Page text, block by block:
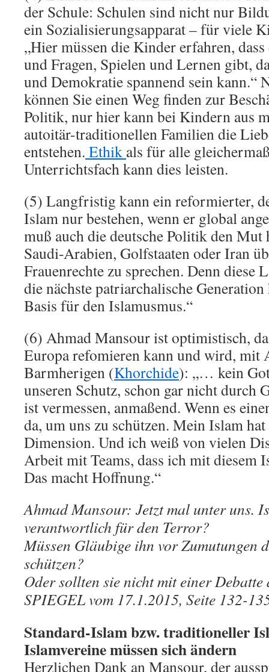
der Schule: Schulen sind nicht nur
ein Sozialisierungsapparat – für viele
„Hier müssen die Kinder erfahren,
und Fragen, Spielen und Lernen gibt,
und Demokratie spannend sein kann.“
können Sie einen Weg finden zur
Politik, nur hier kann bei Kindern aus
autoitär-traditionellen Familien die
entstehen. Ethik als für alle
Unterrichtsfach kann dies leisten.
(5) Langfristig kann ein reformierter,
Islam nur bestehen, wenn er global
muß auch die deutsche Politik den
Saudi-Arabien, Golfstaaten oder Iran
Frauenrechte zu sprechen. Denn diese
die nächste patriarchalische
Basis für den Islamusmus.“
(6) Ahmad Mansour ist optimistisch,
Europa refomieren kann und wird, mit
Barmherigen (Khorchide): „… kein
unseren Schutz, schon gar nicht durch
ist vermessen, anmaßend. Wenn es
da, um uns zu schützen. Mein Islam
Dimension. Und ich weiß von vielen
Arbeit mit Teams, dass ich mit diesem
Das macht Hoffnung.“
Ahmad Mansour: Jetzt mal unter uns.
verantwortlich für den Terror?
Müssen Gläubige ihn vor Zumutungen
schützen?
Oder sollten sie nicht mit einer Debatte
SPIEGEL vom 17.1.2015, Seite 132-
Standard-Islam bzw. traditioneller
Islamvereine müssen sich ändern
Herzlichen Dank an Mansour, der